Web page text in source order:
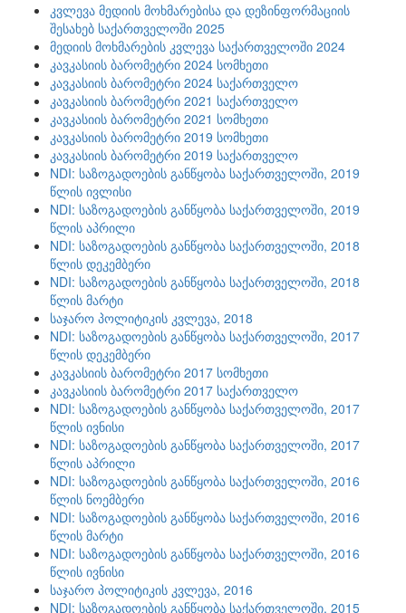
კვლევა მედიის მოხმარებისა და დეზინფორმაციის
შესახებ საქართველოში 2025
მედიის მოხმარების კვლევა საქართველოში 2024
კავკასიის ბარომეტრი 2024 სომხეთი
კავკასიის ბარომეტრი 2024 საქართველო
კავკასიის ბარომეტრი 2021 საქართველო
კავკასიის ბარომეტრი 2021 სომხეთი
კავკასიის ბარომეტრი 2019 სომხეთი
კავკასიის ბარომეტრი 2019 საქართველო
NDI: საზოგადოების განწყობა საქართველოში, 2019
წლის ივლისი
NDI: საზოგადოების განწყობა საქართველოში, 2019
წლის აპრილი
NDI: საზოგადოების განწყობა საქართველოში, 2018
წლის დეკემბერი
NDI: საზოგადოების განწყობა საქართველოში, 2018
წლის მარტი
საჯარო პოლიტიკის კვლევა, 2018
NDI: საზოგადოების განწყობა საქართველოში, 2017
წლის დეკემბერი
კავკასიის ბარომეტრი 2017 სომხეთი
კავკასიის ბარომეტრი 2017 საქართველო
NDI: საზოგადოების განწყობა საქართველოში, 2017
წლის ივნისი
NDI: საზოგადოების განწყობა საქართველოში, 2017
წლის აპრილი
NDI: საზოგადოების განწყობა საქართველოში, 2016
წლის ნოემბერი
NDI: საზოგადოების განწყობა საქართველოში, 2016
წლის მარტი
NDI: საზოგადოების განწყობა საქართველოში, 2016
წლის ივნისი
საჯარო პოლიტიკის კვლევა, 2016
NDI: საზოგადოების განწყობა საქართველოში, 2015